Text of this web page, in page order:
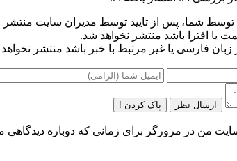
شما، پس از تایید توسط مدیران سایت منتشر
یا افترا باشد منتشر نخواهد شد.
زبان فارسی یا غیر مرتبط با خبر باشد منتشر
ارسال نظر پاک کردن !
من در مرورگر برای زمانی که دوباره